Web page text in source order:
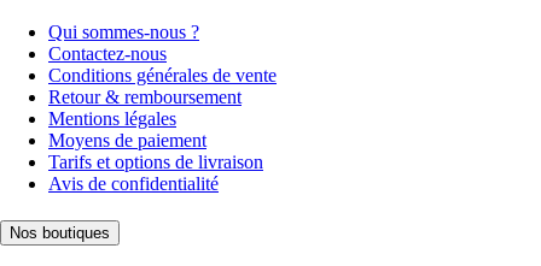
Qui sommes-nous ?
Contactez-nous
Conditions générales de vente
Retour & remboursement
Mentions légales
Moyens de paiement
Tarifs et options de livraison
Avis de confidentialité
Nos boutiques